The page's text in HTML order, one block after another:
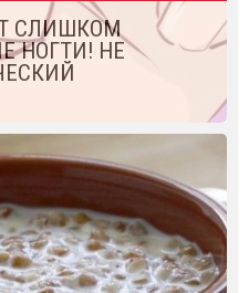
СЛИШКОМ
НОГТИ! НЕ